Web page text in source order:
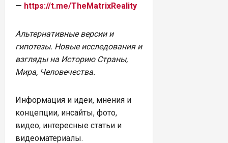
— https://t.me/TheMatrixReality
Альтернативные версии и
гипотезы. Новые исследования и
взгляды на Историю Страны,
Мира, Человечества.
Информация и идеи, мнения и
концепции, инсайты, фото,
видео, интересные статьи и
видеоматериалы.